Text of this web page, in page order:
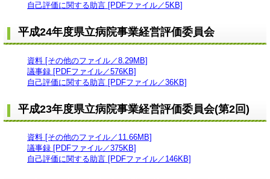
自己評価に関する助言 [PDFファイル／5KB]
平成24年度県立病院事業経営評価委員会
資料 [その他のファイル／8.29MB]
議事録 [PDFファイル／576KB]
自己評価に関する助言 [PDFファイル／36KB]
平成23年度県立病院事業経営評価委員会(第2回)
資料 [その他のファイル／11.66MB]
議事録 [PDFファイル／375KB]
自己評価に関する助言 [PDFファイル／146KB]